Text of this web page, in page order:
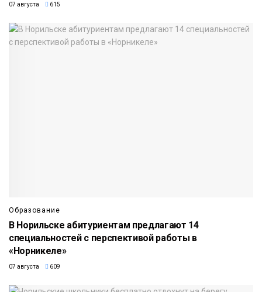
07 августа 615
Образование
В Норильске абитуриентам предлагают 14
специальностей с перспективой работы в
«Норникеле»
07 августа 609